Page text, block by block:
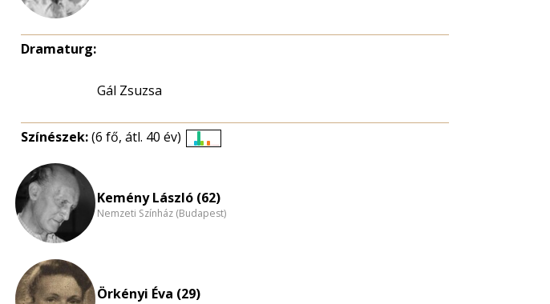
Dramaturg:
Gál Zsuzsa
Színészek:(6 fő, átl. 40 év)
nagyítása
Kemény László (62)
Nemzeti Színház (Budapest)
Örkényi Éva (29)